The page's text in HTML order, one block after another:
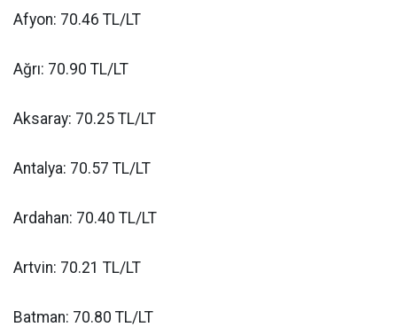
Afyon: 70.46 TL/LT
Ağrı: 70.90 TL/LT
Aksaray: 70.25 TL/LT
Antalya: 70.57 TL/LT
Ardahan: 70.40 TL/LT
Artvin: 70.21 TL/LT
Batman: 70.80 TL/LT